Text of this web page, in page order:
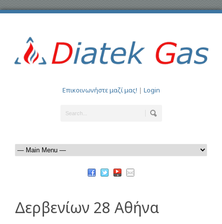
Επικοινωνήστε μαζί μας! | Login
Δερβενίων 28 Αθήνα